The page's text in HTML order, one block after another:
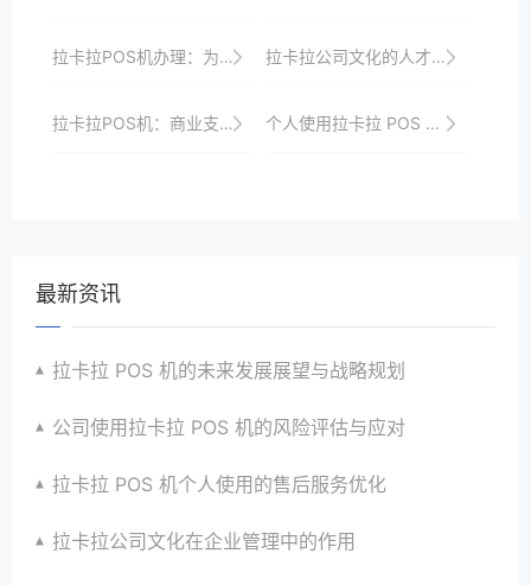
拉卡拉POS机办理：为商户实现高效支付管理 拉卡拉公司文化的人才培养
拉卡拉POS机：商业支付的先锋 个人使用拉卡拉 POS 机的风险防范
最新资讯
拉卡拉 POS 机的未来发展展望与战略规划
公司使用拉卡拉 POS 机的风险评估与应对
拉卡拉 POS 机个人使用的售后服务优化
拉卡拉公司文化在企业管理中的作用